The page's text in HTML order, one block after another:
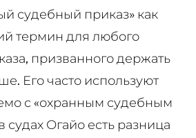
судебный приказ» как
термин для любого
призванного держать
Его часто используют
с «охранным судебным
судах Огайо есть разница